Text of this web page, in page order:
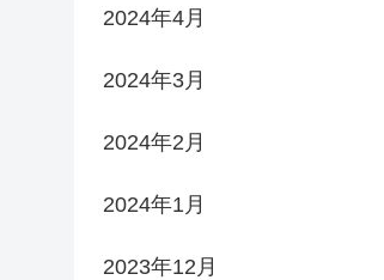
2024年4月
2024年3月
2024年2月
2024年1月
2023年12月